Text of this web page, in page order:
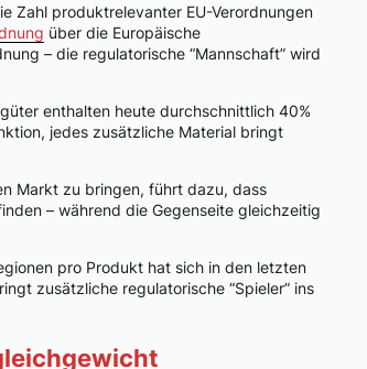
Zahl produktrelevanter EU-Verordnungen
über die Europäische
– die regulatorische “Mannschaft” wird
enthalten heute durchschnittlich 40%
jedes zusätzliche Material bringt
Markt zu bringen, führt dazu, dass
– während die Gegenseite gleichzeitig
pro Produkt hat sich in den letzten
zusätzliche regulatorische “Spieler” ins